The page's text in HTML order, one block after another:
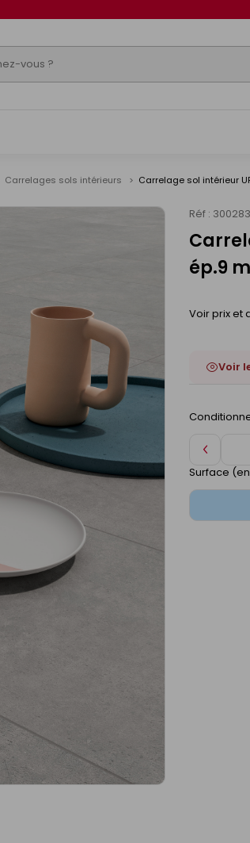
Carrelages sols intérieurs Carrelage sol intérieur
Réf :
ép.9
Voir prix et
Voir
Diminuer
de
Surface